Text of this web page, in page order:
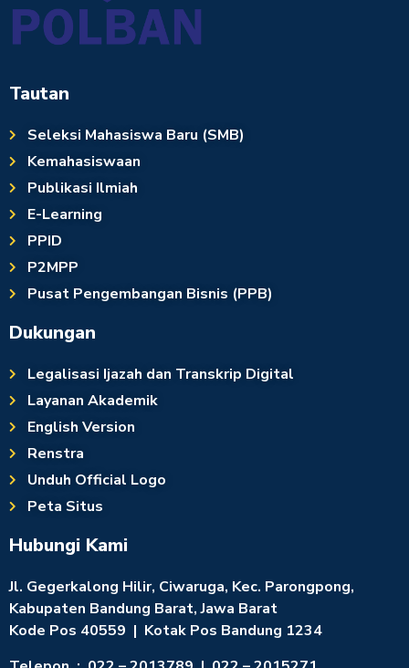
Tautan
Seleksi Mahasiswa Baru (SMB)
Kemahasiswaan
Publikasi Ilmiah
E-Learning
PPID
P2MPP
Pusat Pengembangan Bisnis (PPB)
Dukungan
Legalisasi Ijazah dan Transkrip Digital
Layanan Akademik
English Version
Renstra
Unduh Official Logo
Peta Situs
Hubungi Kami
Jl. Gegerkalong Hilir, Ciwaruga, Kec. Parongpong,
Kabupaten Bandung Barat, Jawa Barat
Kode Pos 40559 | Kotak Pos Bandung 1234